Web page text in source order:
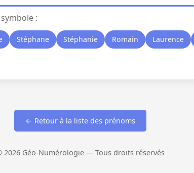
:
Stéphane Stéphanie Romain Laurence
← Retour à la liste des prénoms
2026 Géo-Numérologie — Tous droits réservés